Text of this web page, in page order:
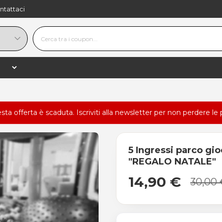
offerta è scaduta. Iscriviti alla newsletter per non perdere le
5 Ingressi parco
"REGALO NATALE"
14,90 € 30,00